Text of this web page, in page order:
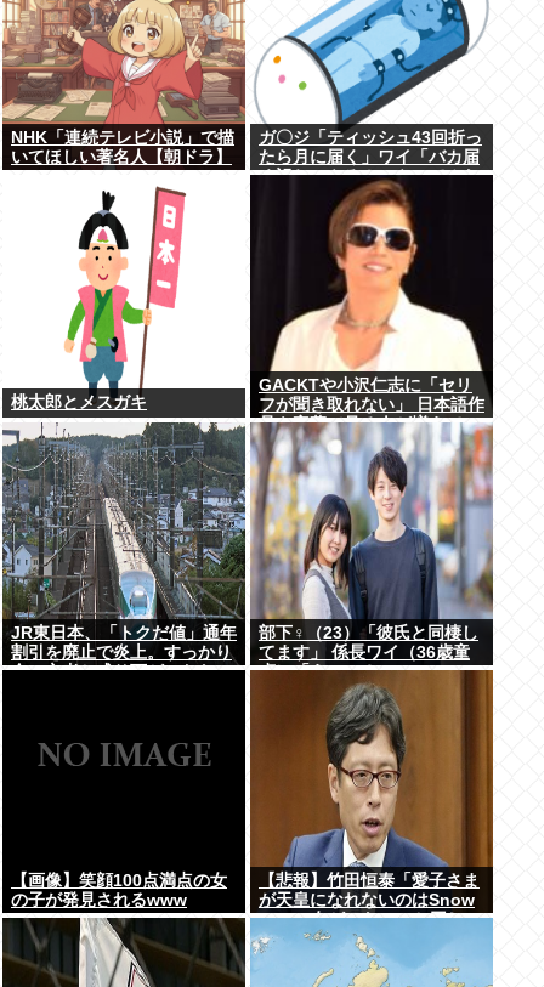
NHK「連続テレビ小説」で描
いてほしい著名人【朝ドラ】
ガ〇ジ「ティッシュ43回折っ
たら月に届く」ワイ「バカ届
く訳ねーやろ！ｗやってみた
桃太郎とメスガキ
GACKTや小沢仁志に「セリ
フが聞き取れない」 日本語作
品を字幕で見る人が増えてい
る背景
JR東日本、「トクだ値」通年
割引を廃止で炎上。すっかり
金の亡者と成り下がったな
部下♀（23）「彼氏と同棲し
てます」 係長ワイ（36歳童
貞）「えっ…？」
【画像】笑顔100点満点の女
の子が発見されるwww
【悲報】竹田恒泰「愛子さま
が天皇になれないのはSnow
Manに女がいないのと同じ」
X民「養子案はSnow Manに
竹田恒泰が入るようなもの」